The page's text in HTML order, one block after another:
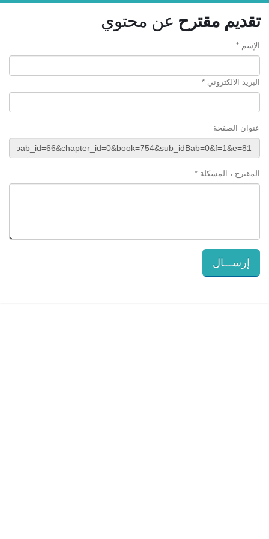
تقديم مقترح عن محتوي
الإسم *
البريد الالكتروني *
عنوان الصفحة
المقترح ، المشكلة *